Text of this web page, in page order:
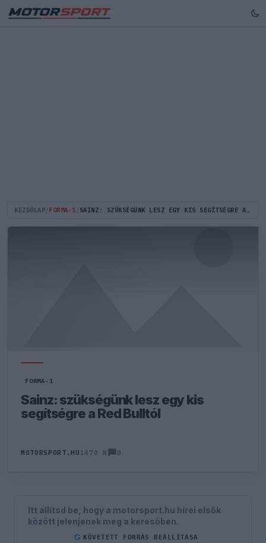
KEZDŐLAP FORMA-1 SAINZ: SZÜKSÉGÜNK LESZ EGY KIS SEGÍTSÉGRE A RED BULLTÓL
FORMA-1
Sainz: szükségünk lesz egy kis
segítségre a Red Bulltól
MOTORSPORT.HU 1470 N 0
Itt állítsd be, hogy a motorsport.hu hírei elsők
között jelenjenek meg a keresőben.
G KÖVETETT FORRÁS BEÁLLÍTÁSA